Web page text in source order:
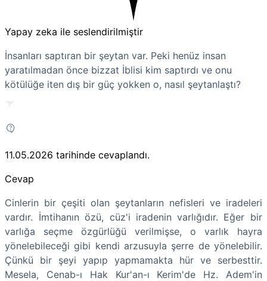
Yapay zeka ile seslendirilmiştir
İnsanları saptıran bir şeytan var. Peki henüz insan
yaratılmadan önce bizzat İblisi kim saptırdı ve onu
kötülüğe iten dış bir güç yokken o, nasıl şeytanlaştı?
11.05.2026 tarihinde cevaplandı.
Cevap
Cinlerin bir çeşiti olan şeytanların nefisleri ve iradeleri
vardır. İmtihanın özü, cüz'i iradenin varlığıdır. Eğer bir
varlığa seçme özgürlüğü verilmişse, o varlık hayra
yönelebileceği gibi kendi arzusuyla şerre de yönelebilir.
Çünkü bir şeyi yapıp yapmamakta hür ve serbesttir.
Mesela, Cenab-ı Hak Kur'an-ı Kerim'de Hz. Adem'in